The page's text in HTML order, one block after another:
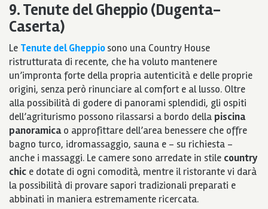
9. Tenute del Gheppio (Dugenta-
Caserta)
Le Tenute del Gheppiosono una Country House
ristrutturata di recente, che ha voluto mantenere
un’impronta forte della propria autenticità e delle proprie
origini, senza però rinunciare al comfort e al lusso. Oltre
alla possibilità di godere di panorami splendidi, gli ospiti
dell’agriturismo possono rilassarsi a bordo della piscina
panoramicao approfittare dell’area benessere che offre
bagno turco, idromassaggio, sauna e – su richiesta –
anche i massaggi. Le camere sono arredate in stile country
chic e dotate di ogni comodità, mentre il ristorante vi darà
la possibilità di provare sapori tradizionali preparati e
abbinati in maniera estremamente ricercata.